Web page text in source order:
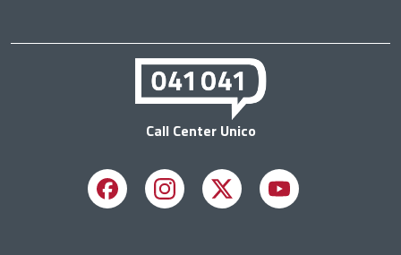
Call Center Unico
FacebookInstagramX Youtube